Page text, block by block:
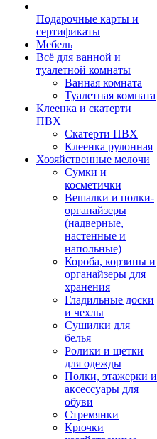
Подарочные карты и
сертификаты
Мебель
Всё для ванной и
туалетной комнаты
Ванная комната
Туалетная комната
Клеенка и скатерти
ПВХ
Скатерти ПВХ
Клеенка рулонная
Хозяйственные мелочи
Сумки и
косметички
Вешалки и полки-
органайзеры
(надверные,
настенные и
напольные)
Короба, корзины и
органайзеры для
хранения
Гладильные доски
и чехлы
Сушилки для
белья
Ролики и щетки
для одежды
Полки, этажерки и
аксессуары для
обуви
Стремянки
Крючки